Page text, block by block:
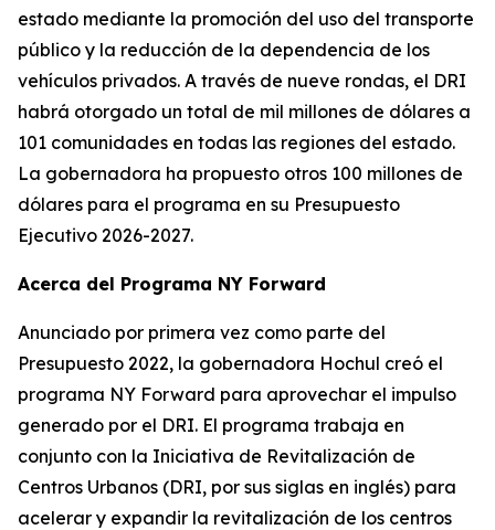
estado mediante la promoción del uso del transporte
público y la reducción de la dependencia de los
vehículos privados. A través de nueve rondas, el DRI
habrá otorgado un total de mil millones de dólares a
101 comunidades en todas las regiones del estado.
La gobernadora ha propuesto otros 100 millones de
dólares para el programa en su Presupuesto
Ejecutivo 2026-2027.
Acerca del Programa NY Forward
Anunciado por primera vez como parte del
Presupuesto 2022, la gobernadora Hochul creó el
programa NY Forward para aprovechar el impulso
generado por el DRI. El programa trabaja en
conjunto con la Iniciativa de Revitalización de
Centros Urbanos (DRI, por sus siglas en inglés) para
acelerar y expandir la revitalización de los centros